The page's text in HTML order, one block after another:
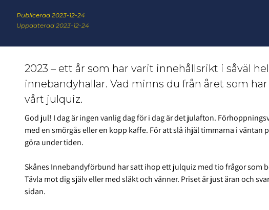
Publicerad 2023-12-24
Uppdaterad 2023-12-24
2023 – ett år som har varit innehållsrikt i såväl
innebandyhallar. Vad minns du från året som
vårt julquiz.
God jul! I dag är ingen vanlig dag för i dag är det julafton.
med en smörgås eller en kopp kaffe. För att slå ihjäl timmarna i väntan
göra under tiden.
Skånes Innebandyförbund har satt ihop ett julquiz med tio frågor som
Tävla mot dig själv eller med släkt och vänner. Priset är just äran och
sidan.